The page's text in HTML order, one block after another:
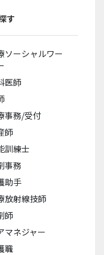
す
ソーシャルワー
医師
事務/受付
師
訓練士
事務
助手
放射線技師
師
マネジャー
職